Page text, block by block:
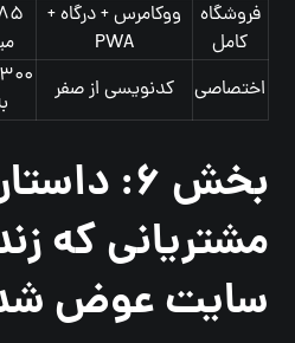
فروشگاه
کامل
ووکامرس + درگاه +
PWA
اختصاصی کدنویسی از صفر
بخش ۶:
مشتریانی که
سایت عوض